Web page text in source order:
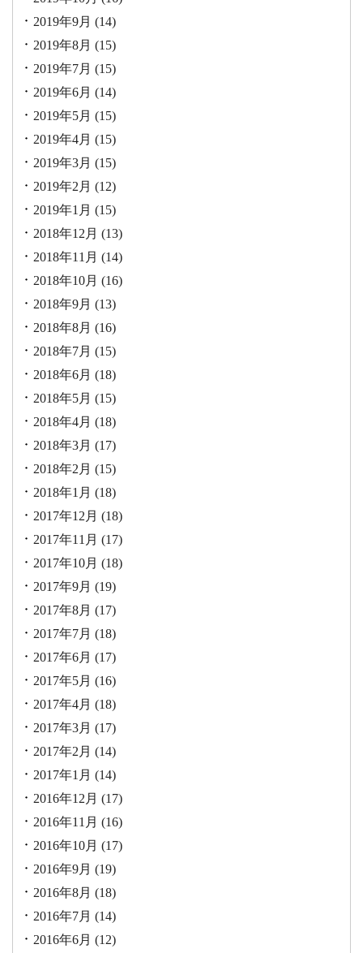
2019年9月 (14)
2019年8月 (15)
2019年7月 (15)
2019年6月 (14)
2019年5月 (15)
2019年4月 (15)
2019年3月 (15)
2019年2月 (12)
2019年1月 (15)
2018年12月 (13)
2018年11月 (14)
2018年10月 (16)
2018年9月 (13)
2018年8月 (16)
2018年7月 (15)
2018年6月 (18)
2018年5月 (15)
2018年4月 (18)
2018年3月 (17)
2018年2月 (15)
2018年1月 (18)
2017年12月 (18)
2017年11月 (17)
2017年10月 (18)
2017年9月 (19)
2017年8月 (17)
2017年7月 (18)
2017年6月 (17)
2017年5月 (16)
2017年4月 (18)
2017年3月 (17)
2017年2月 (14)
2017年1月 (14)
2016年12月 (17)
2016年11月 (16)
2016年10月 (17)
2016年9月 (19)
2016年8月 (18)
2016年7月 (14)
2016年6月 (12)